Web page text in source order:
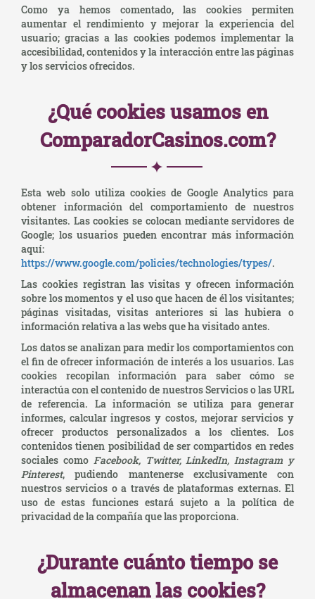
Como ya hemos comentado, las cookies permiten
aumentar el rendimiento y mejorar la experiencia del
usuario; gracias a las cookies podemos implementar la
accesibilidad, contenidos y la interacción entre las páginas
y los servicios ofrecidos.
¿Qué cookies usamos en
ComparadorCasinos.com?
Esta web solo utiliza cookies de Google Analytics para
obtener información del comportamiento de nuestros
visitantes. Las cookies se colocan mediante servidores de
Google; los usuarios pueden encontrar más información
aquí:
https://www.google.com/policies/technologies/types/.
Las cookies registran las visitas y ofrecen información
sobre los momentos y el uso que hacen de él los visitantes;
páginas visitadas, visitas anteriores si las hubiera o
información relativa a las webs que ha visitado antes.
Los datos se analizan para medir los comportamientos con
el fin de ofrecer información de interés a los usuarios. Las
cookies recopilan información para saber cómo se
interactúa con el contenido de nuestros Servicios o las URL
de referencia. La información se utiliza para generar
informes, calcular ingresos y costos, mejorar servicios y
ofrecer productos personalizados a los clientes. Los
contenidos tienen posibilidad de ser compartidos en redes
sociales como Facebook, Twitter, LinkedIn, Instagram y
Pinterest, pudiendo mantenerse exclusivamente con
nuestros servicios o a través de plataformas externas. El
uso de estas funciones estará sujeto a la política de
privacidad de la compañía que las proporciona.
¿Durante cuánto tiempo se
almacenan las cookies?